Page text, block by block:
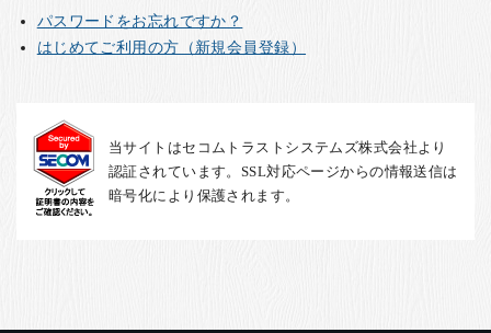
English
パスワードをお忘れですか？
はじめてご利用の方（新規会員登録）
当サイトはセコムトラストシステムズ株式会社より
認証されています。SSL対応ページからの情報送信は
暗号化により保護されます。